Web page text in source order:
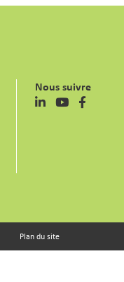
Nous suivre
Plan du site